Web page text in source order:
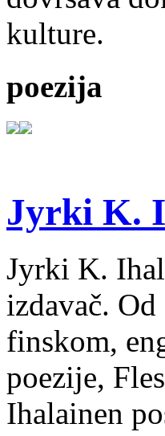
kulture.
poezija
Jyrki K.
Jyrki K.
izdavač.
finskom,
poezije,
Ihalainen